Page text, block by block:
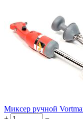
Миксер ручной